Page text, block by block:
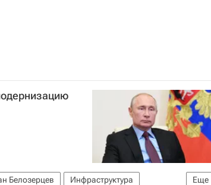
Еще
Белозерцев
Инфраструктура